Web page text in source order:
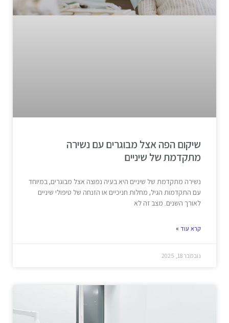
שיקום הפה אצל מבוגרים עם נשירה
מתקדמת של שיניים
נשירה מתקדמת של שיניים היא בעיה נפוצה אצל מבוגרים, במיוחד
עם התקדמות הגיל, מחלות חניכיים או הזנחה של טיפולי שיניים
לאורך השנים. מצב זה לא
קרא עוד »
נובמבר 18, 2025